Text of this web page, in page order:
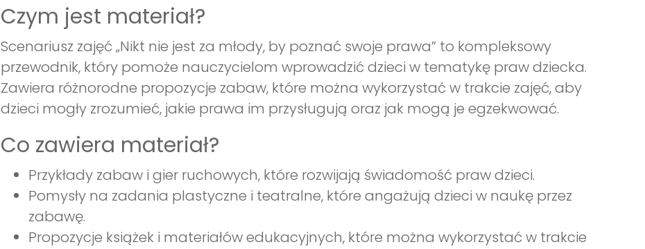
Czym jest materiał?
Scenariusz zajęć „Nikt nie jest za młody, by poznać swoje prawa” to kompleksowy
przewodnik, który pomoże nauczycielom wprowadzić dzieci w tematykę praw dziecka.
Zawiera różnorodne propozycje zabaw, które można wykorzystać w trakcie zajęć, aby
dzieci mogły zrozumieć, jakie prawa im przysługują oraz jak mogą je egzekwować.
Co zawiera materiał?
Przykłady zabaw i gier ruchowych, które rozwijają świadomość praw dzieci.
Pomysły na zadania plastyczne i teatralne, które angażują dzieci w naukę przez
zabawę.
Propozycje książek i materiałów edukacyjnych, które można wykorzystać w trakcie